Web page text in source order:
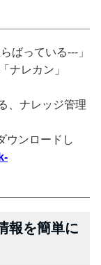
ばっている---」
ナレカン」
、ナレッジ管理
ウンロードし
報を簡単に